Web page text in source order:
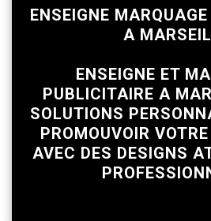
sur tous les prix avec sa
ENSEIGNE
A
ENSEIGNE ET
PUBLICITAIRE A
SOLUTIONS
PROMOUVOIR
AVEC DES DESIGNS